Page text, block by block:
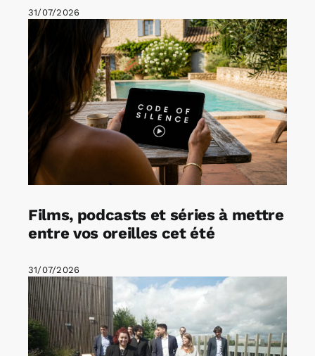
31/07/2026
Films, podcasts et séries à mettre
entre vos oreilles cet été
31/07/2026